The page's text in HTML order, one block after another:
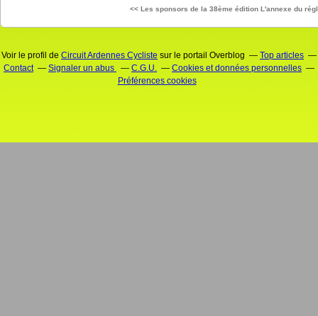
<< Les sponsors de la 38ème édition L'annexe du
Voir le profil de Circuit Ardennes Cycliste sur le portail Overblog
Top articles
Contact
Signaler un abus C.G.U.
Cookies et données personnelles
Préférences cookies